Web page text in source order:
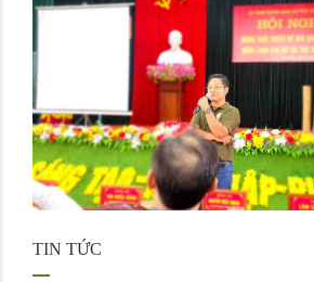
TIN TỨC